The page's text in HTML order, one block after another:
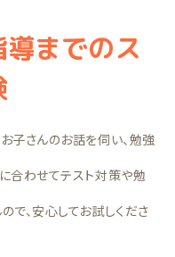
までのス
子さんのお話を伺い、勉強
合わせてテスト対策や勉
で、安心してお試しくださ